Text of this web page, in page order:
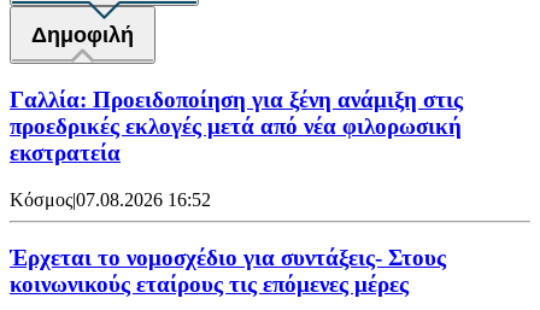
Δημοφιλή
Γαλλία: Προειδοποίηση για ξένη ανάμιξη στις
προεδρικές εκλογές μετά από νέα φιλορωσική
εκστρατεία
Κόσμος|07.08.2026 16:52
Έρχεται το νομοσχέδιο για συντάξεις- Στους
κοινωνικούς εταίρους τις επόμενες μέρες